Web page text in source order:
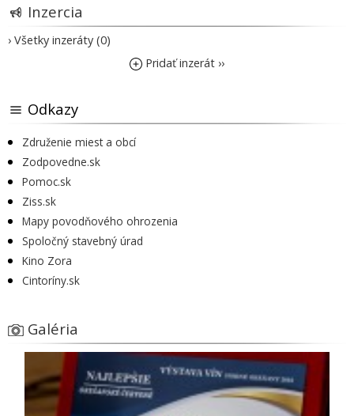
Inzercia
› Všetky inzeráty (0)
Pridať inzerát ››
Odkazy
Združenie miest a obcí
Zodpovedne.sk
Pomoc.sk
Ziss.sk
Mapy povodňového ohrozenia
Spoločný stavebný úrad
Kino Zora
Cintoríny.sk
Galéria